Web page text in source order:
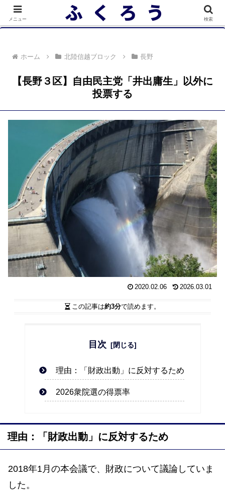
落選者一覧 政党別 (2/10)
ホーム 北陸信越ブロック 長野
【長野３区】自由民主党「井出庸生」以外に
投票する
2020.02.06 2026.03.01
この記事は約3分で読めます。
目次
理由：「財政出動」に反対するため
2026衆院選の得票率
理由：「財政出動」に反対するため
2018年1月の本会議で、財政について議論していま
した。
メニュー 検索